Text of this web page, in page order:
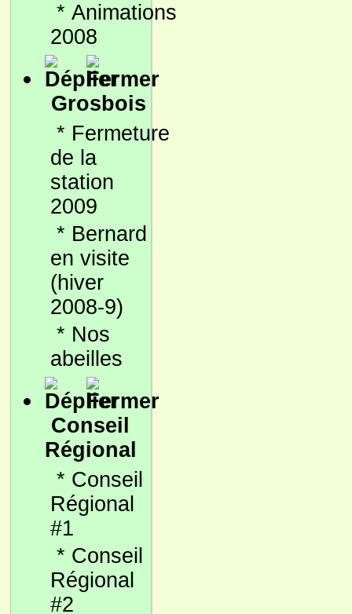
* Animations
2008
Grosbois
* Fermeture
de la
station
2009
* Bernard
en visite
(hiver
2008-9)
* Nos
abeilles
Conseil
Régional
* Conseil
Régional
#1
* Conseil
Régional
#2